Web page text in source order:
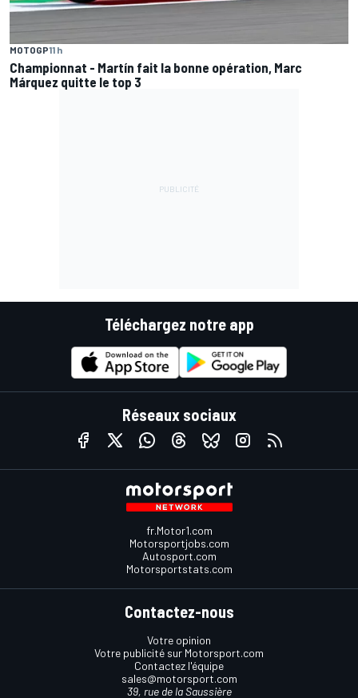
MOTOGP11 h
Championnat - Martín fait la bonne opération, Marc
Márquez quitte le top 3
Téléchargez notre app
Réseaux sociaux
fr.Motor1.com
Motorsportjobs.com
Autosport.com
Motorsportstats.com
Contactez-nous
Votre opinion
Votre publicité sur Motorsport.com
Contactez l'équipe
sales@motorsport.com
39, rue de la Saussière